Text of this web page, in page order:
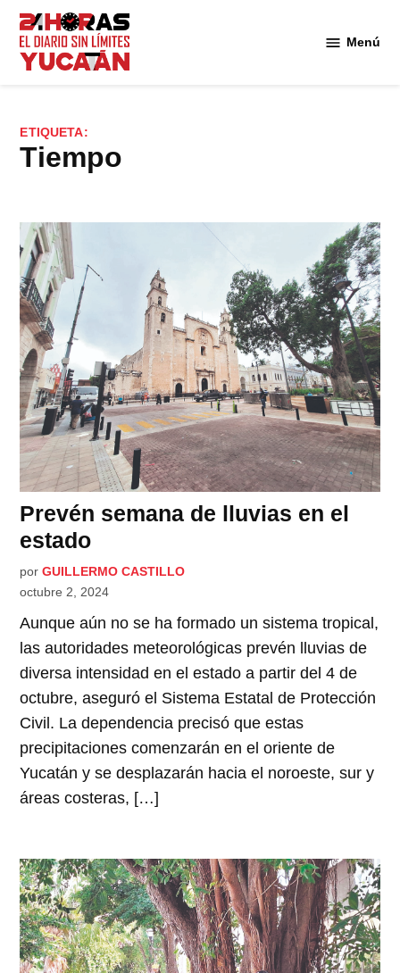
Saltar
contenido
Menú
ETIQUETA:
Tiempo
Prevén semana de lluvias en el
estado
por GUILLERMO CASTILLO
octubre 2, 2024
Aunque aún no se ha formado un sistema tropical,
las autoridades meteorológicas prevén lluvias de
diversa intensidad en el estado a partir del 4 de
octubre, aseguró el Sistema Estatal de Protección
Civil. La dependencia precisó que estas
precipitaciones comenzarán en el oriente de
Yucatán y se desplazarán hacia el noroeste, sur y
áreas costeras, […]